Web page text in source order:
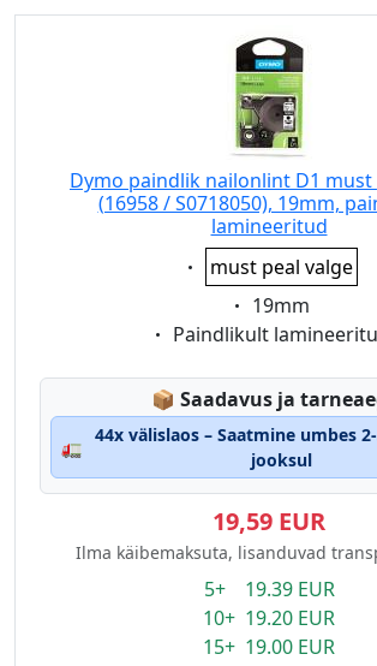
Dymo paindlik nailonlint D1 must
(16958 / S0718050), 19mm,
lamineeritud
Eigenschaft:
must peal valge
Eigenschaft:
19mm
Eigenschaft:
Paindlikult
📦 Lagerstatus:
Saadavus ja
🚛
44x välislaos – Saatmine umbes
jooksul
19,59 EUR
Ilma käibemaksuta, lisanduvad
5+ 19.39 EUR
10+ 19.20 EUR
15+ 19.00 EUR